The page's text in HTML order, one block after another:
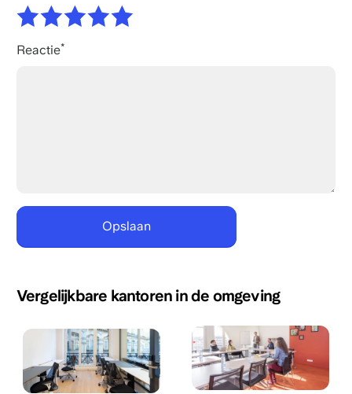
Reactie
Vergelijkbare kantoren in de omgeving